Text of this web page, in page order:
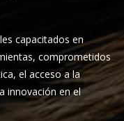
capacitados en
comprometidos
el acceso a la
innovación en el